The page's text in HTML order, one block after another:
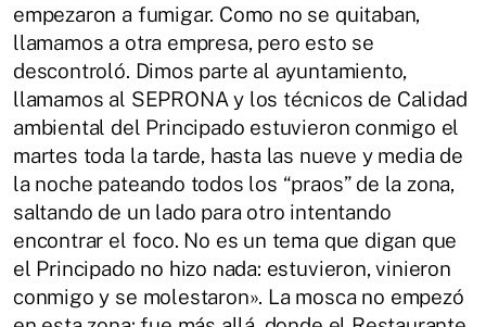
empezaron a fumigar. Como no se quitaban,
llamamos a otra empresa, pero esto se
descontroló. Dimos parte al ayuntamiento,
llamamos al SEPRONA y los técnicos de Calidad
ambiental del Principado estuvieron conmigo el
martes toda la tarde, hasta las nueve y media de
la noche pateando todos los “praos” de la zona,
saltando de un lado para otro intentando
encontrar el foco. No es un tema que digan que
el Principado no hizo nada: estuvieron, vinieron
conmigo y se molestaron». La mosca no empezó